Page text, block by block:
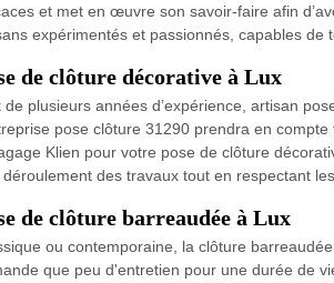
et met en œuvre son savoir-faire afin
expérimentés et passionnés, capables
de clôture décorative à Lux
de plusieurs années d’expérience, artisan
pose clôture 31290 prendra en
Klien pour votre pose de clôture
déroulement des travaux tout en respectant
de clôture barreaudée à Lux
ou contemporaine, la clôture
que peu d'entretien pour une durée de